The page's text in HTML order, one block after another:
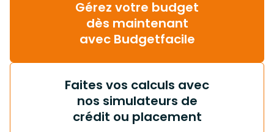
Gérez votre budget
dès maintenant
avec Budgetfacile
Faites vos calculs avec
nos simulateurs de
crédit ou placement